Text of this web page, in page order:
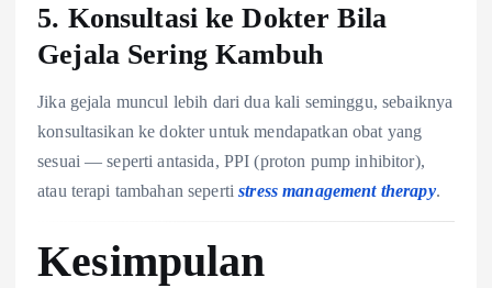
5. Konsultasi ke Dokter Bila
Gejala Sering Kambuh
Jika gejala muncul lebih dari dua kali seminggu, sebaiknya
konsultasikan ke dokter untuk mendapatkan obat yang
sesuai — seperti antasida, PPI (proton pump inhibitor),
atau terapi tambahan sepertistress management therapy.
Kesimpulan